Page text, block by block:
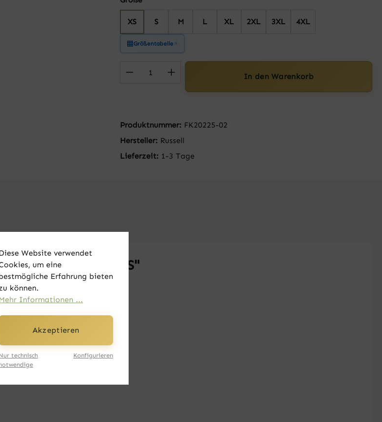
XS S M L XL 2XL 3XL 4XL
Größentabelle
Produkt Anzahl: Gib den gewünschten Wert
In den Warenkorb
Produktnummer: FK20225-02
Hersteller: Russell
Lieferzeit: 1-3 Tage
Held dunkelblau XS"
Stoff)
Website verwendet
um eine
Erfahrung bieten
können.
Informationen ...
Akzeptieren
technisch
Konfigurieren